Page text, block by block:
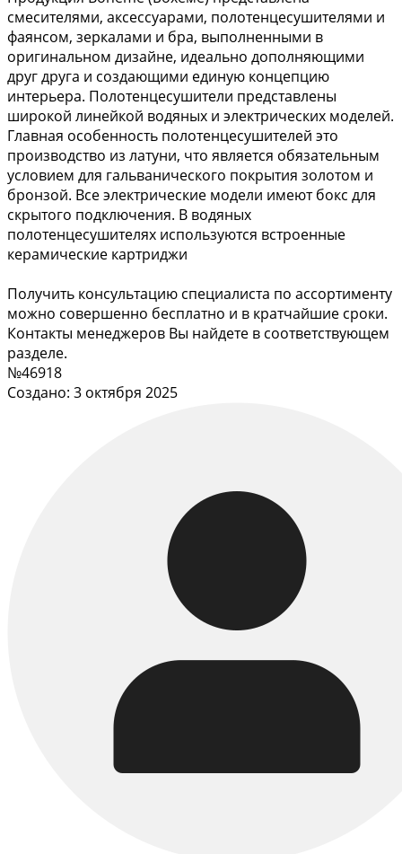
смесителями, аксессуарами, полотенцесушителями и
фаянсом, зеркалами и бра, выполненными в
оригинальном дизайне, идеально дополняющими
друг друга и создающими единую концепцию
интерьера. Полотенцесушители представлены
широкой линейкой водяных и электрических моделей.
Главная особенность полотенцесушителей это
производство из латуни, что является обязательным
условием для гальванического покрытия золотом и
бронзой. Все электрические модели имеют бокс для
скрытого подключения. В водяных
полотенцесушителях используются встроенные
керамические картриджи
Получить консультацию специалиста по ассортименту
можно совершенно бесплатно и в кратчайшие сроки.
Контакты менеджеров Вы найдете в соответствующем
разделе.
№46918
Создано: 3 октября 2025